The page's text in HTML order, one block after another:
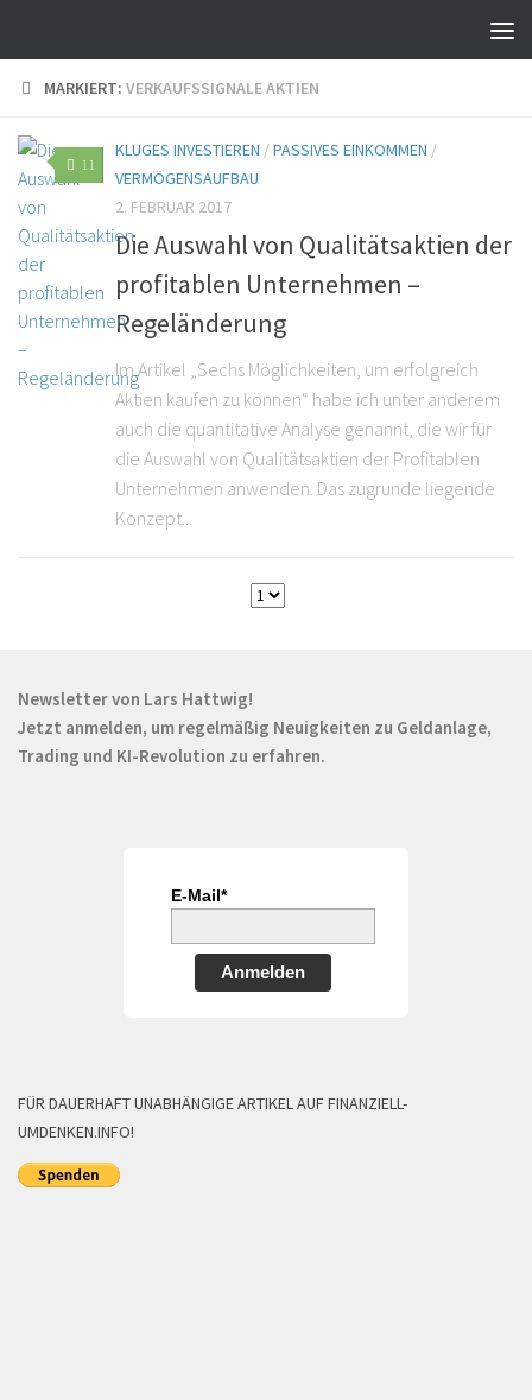
MARKIERT: VERKAUFSSIGNALE AKTIEN
11
KLUGES INVESTIEREN /PASSIVES EINKOMMEN /
VERMÖGENSAUFBAU
2. FEBRUAR 2017
Die Auswahl von Qualitätsaktien der
profitablen Unternehmen –
Regeländerung
Im Artikel „Sechs Möglichkeiten, um erfolgreich
Aktien kaufen zu können“ habe ich unter anderem
auch die quantitative Analyse genannt, die wir für
die Auswahl von Qualitätsaktien der Profitablen
Unternehmen anwenden. Das zugrunde liegende
Konzept...
Newsletter von Lars Hattwig!
Jetzt anmelden, um regelmäßig Neuigkeiten zu Geldanlage,
Trading und KI-Revolution zu erfahren.
E-Mail*
Anmelden
FÜR DAUERHAFT UNABHÄNGIGE ARTIKEL AUF FINANZIELL-
UMDENKEN.INFO!